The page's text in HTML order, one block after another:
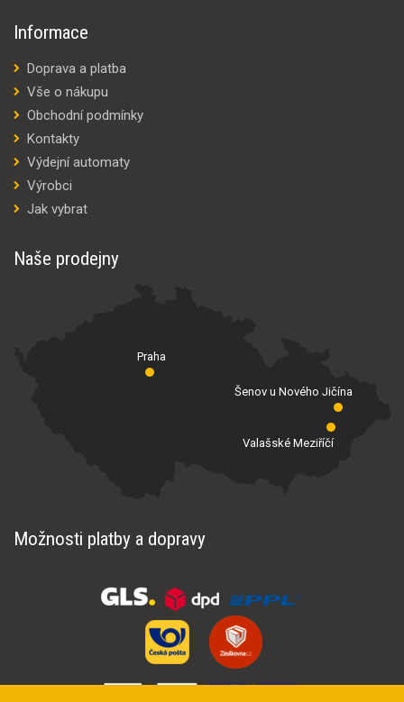
Informace
Doprava a platba
Vše o nákupu
Obchodní podmínky
Kontakty
Výdejní automaty
Výrobci
Jak vybrat
Naše prodejny
Praha
Valašské Meziříčí
Šenov u Nového Jičína
Možnosti platby a dopravy